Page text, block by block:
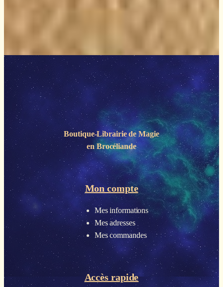
Boutique-Librairie deMagie
en Brocéliande
Mon compte
Mes informations
Mes adresses
Mes commandes
Accès rapide